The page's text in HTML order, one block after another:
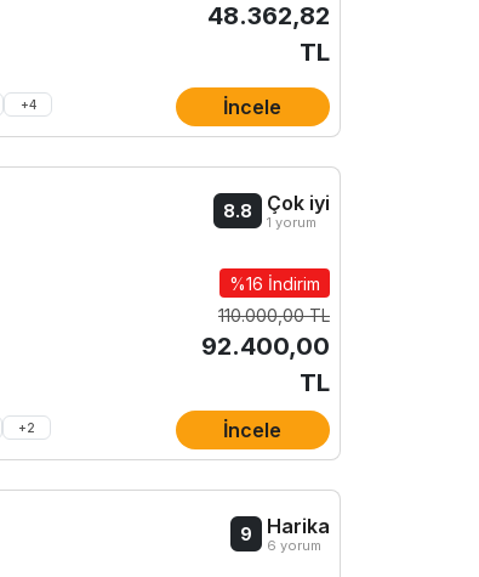
+4
48.362,82
TL
İncele
+2
8.8 Çok iyi
1 yorum
%16 İndirim
110.000,00 TL
92.400,00
TL
İncele
9 Harika
6 yorum